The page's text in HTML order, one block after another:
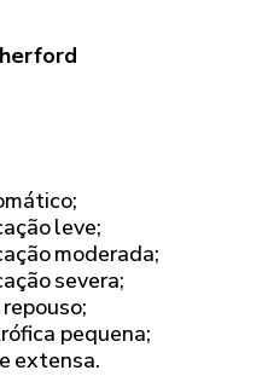
leve;
moderada;
severa;
pequena;
extensa.